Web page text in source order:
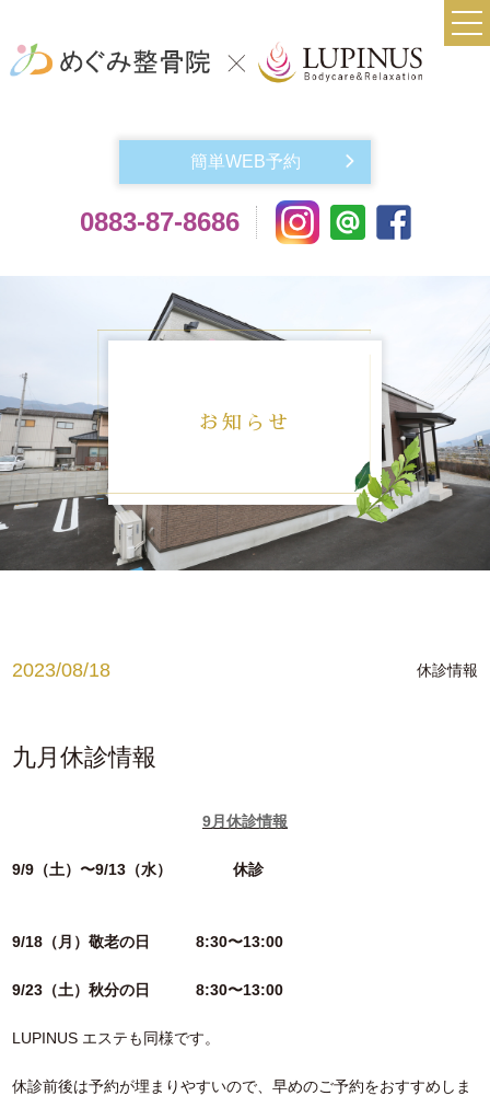
簡単WEB予約
0883-87-8686
実費メニュー料金
交通事故によるケガでお悩みの方
機材紹介
お問い合わせ
スタッフ紹介
お知らせ
腰痛でお悩みの方
お知らせ
2023/08/18 休診情報
九月休診情報
9月休診情報
9/9（土）〜9/13（水） 休診
9/18（月）敬老の日8:30〜13:00
9/23（土）秋分の日8:30〜13:00
LUPINUS エステも同様です。
休診前後は予約が埋まりやすいので、早めのご予約をおすすめしま